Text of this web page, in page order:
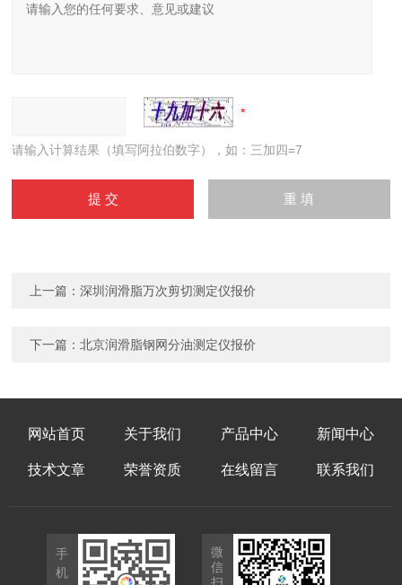
请输入计算结果（填写阿拉伯数字），如：三加四=7
上一篇：深圳润滑脂万次剪切测定仪报价
下一篇：北京润滑脂钢网分油测定仪报价
网站首页 关于我们 产品中心 新闻中心
技术文章 荣誉资质 在线留言 联系我们
手
机
微
信
扫